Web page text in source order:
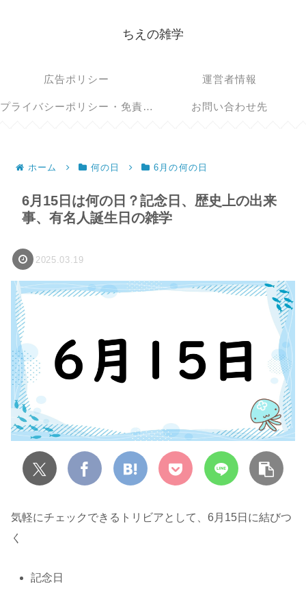
ちえの雑学
広告ポリシー 運営者情報
プライバシーポリシー・免責事項 お問い合わせ先
ホーム 何の日 6月の何の日
6月15日は何の日？記念日、歴史上の出来
事、有名人誕生日の雑学
2025.03.19
気軽にチェックできるトリビアとして、6月15日に結びつ
く
記念日